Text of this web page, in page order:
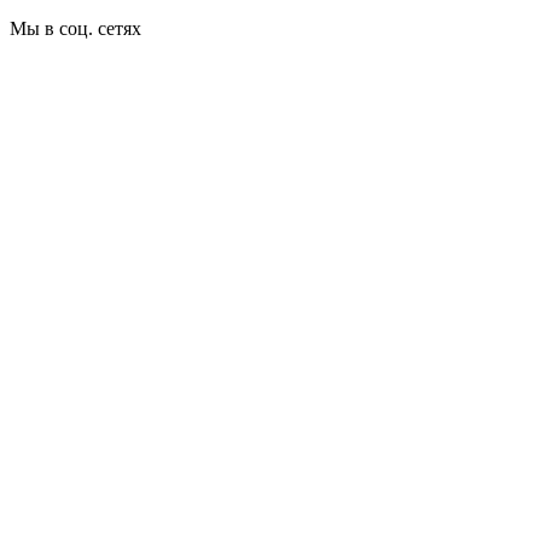
Мы в соц. сетях